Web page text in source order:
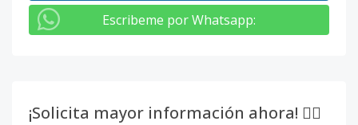
Escribeme por Whatsapp:
¡Solicita mayor información ahora! 👇🏽